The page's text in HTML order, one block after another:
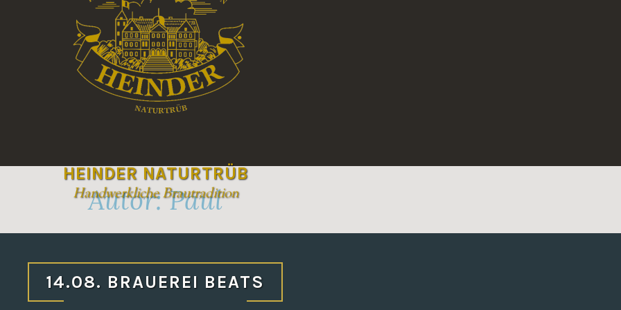
HEINDER NATURTRÜB
Handwerkliche Brautradition
Autor:Paul
14.08. BRAUEREI BEATS